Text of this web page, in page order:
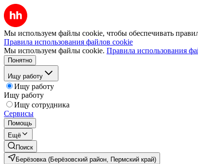
Мы используем файлы cookie, чтобы обеспечивать
Правила использования файлов cookie
Мы используем файлы cookie. Правила использования
Понятно
Ищу работу
Ищу работу
Ищу работу
Ищу сотрудника
Сервисы
Помощь
Ещё
Поиск
Берёзовка (Берёзовский район, Пермский край)